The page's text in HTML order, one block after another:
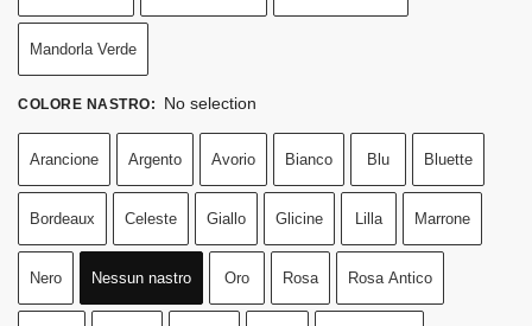
Mandorla Verde
COLORE NASTRO: No selection
Arancione Argento Avorio Bianco Blu Bluette
Bordeaux Celeste Giallo Glicine Lilla Marrone
Nero Nessun nastro Oro Rosa Rosa Antico